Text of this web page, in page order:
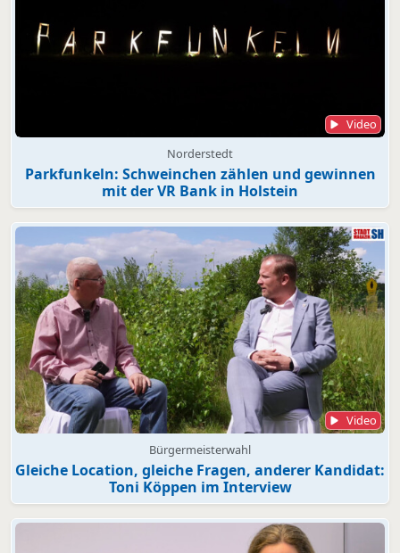
Video
Norderstedt
Parkfunkeln: Schweinchen zählen und gewinnen
mit der VR Bank in Holstein
Video
Bürgermeisterwahl
Gleiche Location, gleiche Fragen, anderer Kandidat:
Toni Köppen im Interview